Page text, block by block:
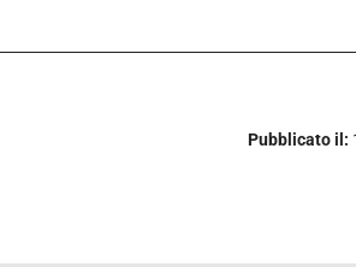
Pubblicato il: